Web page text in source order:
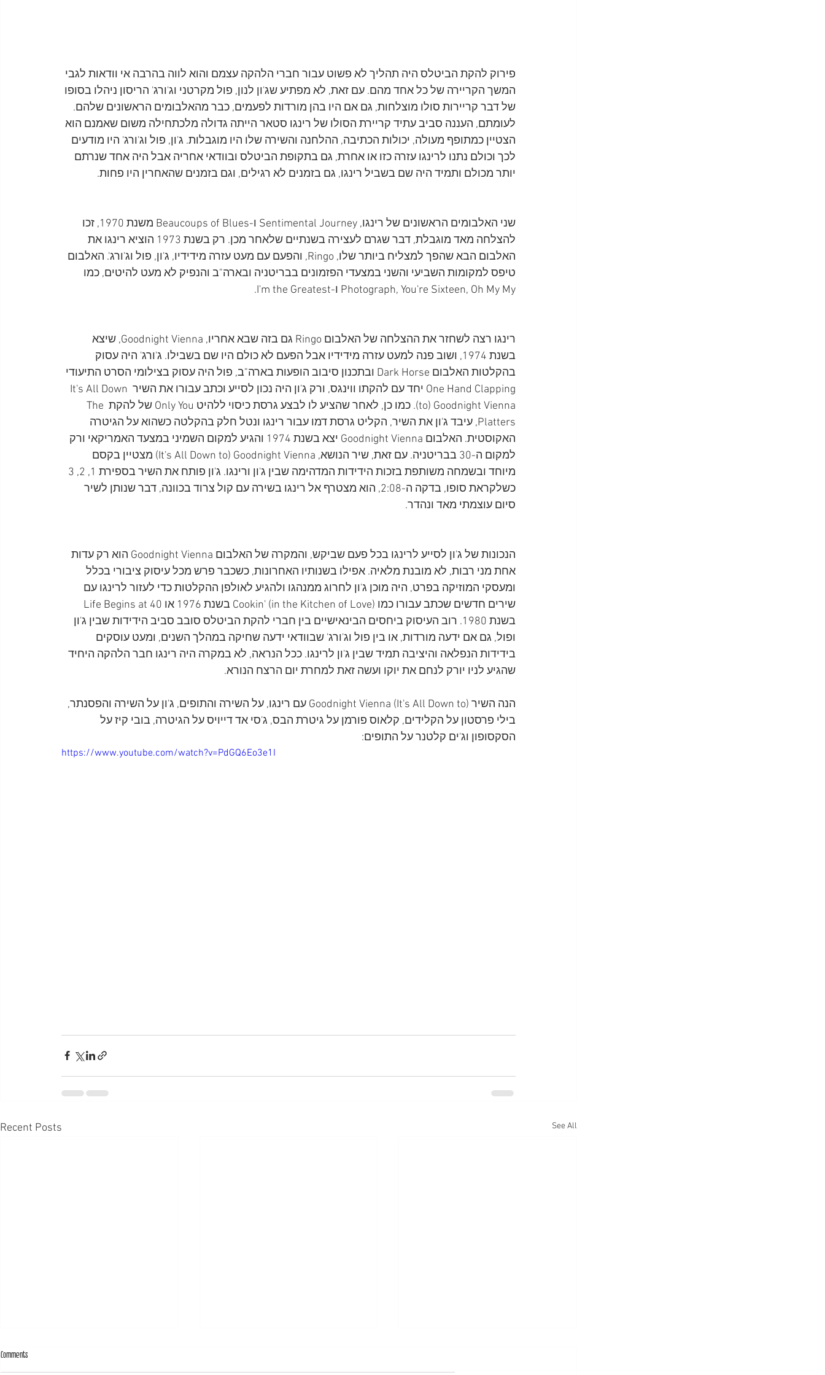
פירוק להקת הביטלס היה תהליך לא פשוט עבור חברי הלהקה עצמם והוא לווה בהרבה אי וודאות לגבי
המשך הקריירה של כל אחד מהם. עם זאת, לא מפתיע שג'ון לנון, פול מקרטני וג'ורג' הריסון ניהלו בסופו
של דבר קריירות סולו מוצלחות, גם אם היו בהן מורדות לפעמים, כבר מהאלבומים הראשונים שלהם.
לעומתם, העננה סביב עתיד קריירת הסולו של רינגו סטאר הייתה גדולה מלכתחילה משום שאמנם הוא
הצטיין כמתופף מעולה, יכולות הכתיבה, ההלחנה והשירה שלו היו מוגבלות. ג'ון, פול וג'ורג' היו מודעים
לכך וכולם נתנו לרינגו עזרה כזו או אחרת, גם בתקופת הביטלס ובוודאי אחריה אבל היה אחד שנרתם
יותר מכולם ותמיד היה שם בשביל רינגו, גם בזמנים לא רגילים, וגם בזמנים שהאחרין היו פחות.
שני האלבומים הראשונים של רינגו, Sentimental Journey ו-Beaucoups of Blues משנת 1970, זכו
להצלחה מאד מוגבלת, דבר שגרם לעצירה בשנתיים שלאחר מכן. רק בשנת 1973 הוציא רינגו את
האלבום הבא שהפך למצליח ביותר שלו, Ringo, והפעם עם מעט עזרה מידידיו, ג'ון, פול וג'ורג'. האלבום
טיפס למקומות השביעי והשני במצעדי הפזמונים בבריטניה ובארה"ב והנפיק לא מעט להיטים, כמו
Photograph, You're Sixteen, Oh My My ו-I'm the Greatest.
רינגו רצה לשחזר את ההצלחה של האלבום Ringo גם בזה שבא אחריו, Goodnight Vienna, שיצא
בשנת 1974, ושוב פנה למעט עזרה מידידיו אבל הפעם לא כולם היו שם בשבילו. ג'ורג' היה עסוק
בהקלטות האלבום Dark Horse ובתכנון סיבוב הופעות בארה"ב, פול היה עסוק בצילומי הסרט התיעודי
One Hand Clapping יחד עם להקתו ווינגס, ורק ג'ון היה נכון לסייע וכתב עבורו את השיר It's All Down
to) Goodnight Vienna). כמו כן, לאחר שהציע לו לבצע גרסת כיסוי ללהיט Only You של להקת The
Platters, עיבד ג'ון את השיר, הקליט גרסת דמו עבור רינגו ונטל חלק בהקלטה כשהוא על הגיטרה
האקוסטית. האלבום Goodnight Vienna יצא בשנת 1974 והגיע למקום השמיני במצעד האמריקאי ורק
למקום ה-30 בבריטניה. עם זאת, שיר הנושא, It's All Down to) Goodnight Vienna) מצטיין בקסם
כשלקראת סופו, בדקה ה-2:08, הוא מצטרף אל רינגו בשירה עם קול צרוד בכוונה, דבר שנותן לשיר
סיום עוצמתי מאד ונהדר.
הנכונות של ג'ון לסייע לרינגו בכל פעם שביקש, והמקרה של האלבום Goodnight Vienna הוא רק עדות
אחת מני רבות, לא מובנת מלאיה. אפילו בשנותיו האחרונות, כשכבר פרש מכל עיסוק ציבורי בכלל
ומעסקי המוזיקה בפרט, היה מוכן ג'ון לחרוג ממנהגו ולהגיע לאולפן ההקלטות כדי לעזור לרינגו עם
בשנת 1980. רוב העיסוק ביחסים הבינאישיים בין חברי להקת הביטלס סובב סביב הידידות שבין ג'ון
ופול, גם אם ידעה מורדות, או בין פול וג'ורג' שבוודאי ידעה שחיקה במהלך השנים, ומעט עוסקים
בידידות הנפלאה והיציבה תמיד שבין ג'ון לרינגו. ככל הנראה, לא במקרה היה רינגו חבר הלהקה היחיד
שהגיע לניו יורק לנחם את יוקו ועשה זאת למחרת יום הרצח הנורא.
הנה השיר (It's All Down to) Goodnight Vienna
עם רינגו, על השירה והתופים, ג'ון על השירה והפסנתר,
בילי פרסטון על הקלידים, קלאוס פורמן על גיטרת הבס, ג'סי אד דייויס על הגיטרה, בובי קיז על
הסקסופון וג'ים קלטנר על התופים:
https://www.youtube.com/watch?v=PdGQ6Eo3e1I
Recent Posts See All
Comments